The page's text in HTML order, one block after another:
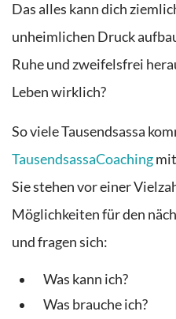
Das alles kann dich
unheimlichen Druck
Ruhe und zweifelsfrei
Leben wirklich?
So viele Tausendsassa
TausendsassaCoaching
Sie stehen vor einer
Möglichkeiten für den
und fragen sich:
Was kann ich?
Was brauche ich?